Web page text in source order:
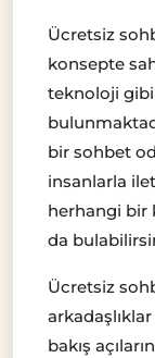
Ücretsiz
konsepte
teknoloji gibi
bir sohbet
insanlarla
herhangi bir
da
Ücretsiz
bakış